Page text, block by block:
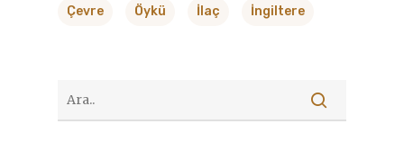
Çevre Öykü İlaç İngiltere